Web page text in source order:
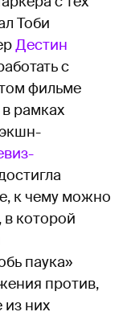
Тоби
Дестин
с
фильме
рамках
к чему можно
которой
паука»
против,
из них